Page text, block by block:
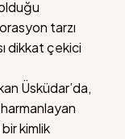
tarzı
dikkat çekici
Üsküdar’da,
kimlik